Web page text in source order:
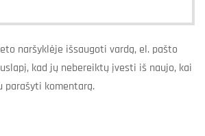
naršyklėje išsaugoti vardą, el. pašto
kad jų nebereiktų įvesti iš naujo, kai
parašyti komentarą.